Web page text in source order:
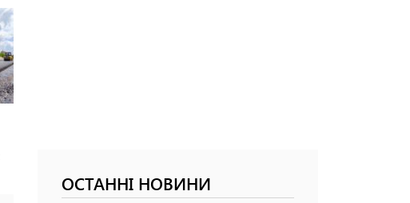
ОСТАННІ НОВИНИ